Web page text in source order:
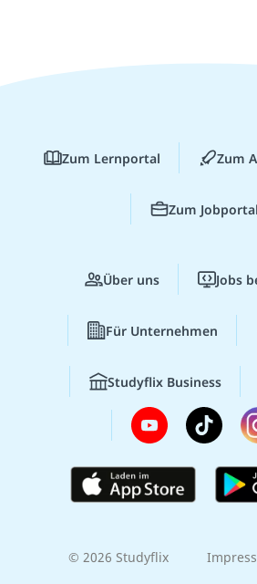
Zum Lernportal Zum
Zum Jobportal
Über uns Jobs
Für Unternehmen
Studyflix Business
© 2026 Studyflix